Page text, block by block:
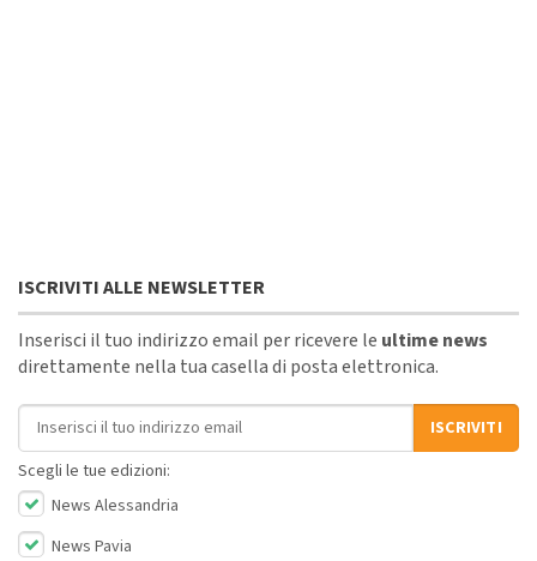
ISCRIVITI ALLE NEWSLETTER
Inserisci il tuo indirizzo email per ricevere le ultime news
direttamente nella tua casella di posta elettronica.
Indirizzo email
ISCRIVITI
Scegli le tue edizioni:
News Alessandria
News Pavia